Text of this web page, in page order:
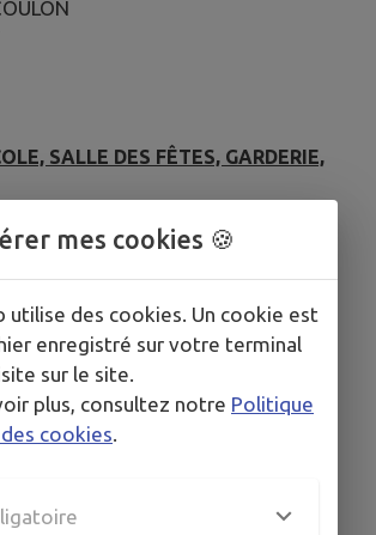
SALLE DES FÊTES, GARDERIE,
mes cookies 🍪
utilise des cookies. Un cookie est
enregistré sur votre terminal
sur le site.
plus, consultez notre Politique
cookies.